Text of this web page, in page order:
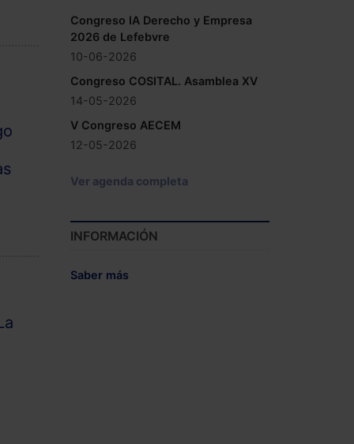
Congreso IA Derecho y Empresa
2026 de Lefebvre
10-06-2026
Congreso COSITAL. Asamblea XV
14-05-2026
V Congreso AECEM
12-05-2026
Ver agenda completa
INFORMACIÓN
Saber más